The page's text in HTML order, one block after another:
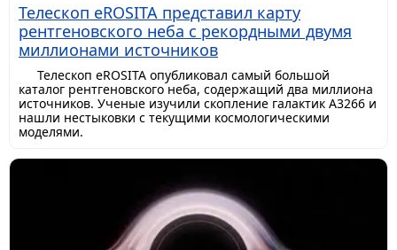
Телескоп eROSITA представил карту
рентгеновского неба с рекордными двумя
миллионами источников
Телескоп eROSITA опубликовал самый большой
каталог рентгеновского неба, содержащий два миллиона
источников. Ученые изучили скопление галактик A3266 и
нашли нестыковки с текущими космологическими
моделями.